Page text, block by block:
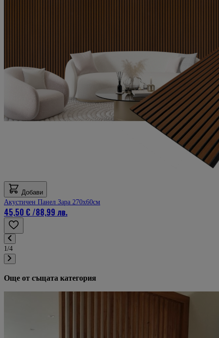
Добави
Акустичен Панел Зара 270х60см
45,50 €/88,99 лв.
1/4
Още от същата категория